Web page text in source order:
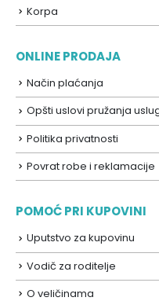
Korpa
ONLINE PRODAJA
Način plaćanja
Opšti uslovi pružanja
Politika privatnosti
Povrat robe i reklamacije
POMOĆ PRI KUPOVINI
Uputstvo za kupovinu
Vodič za roditelje
O veličinama